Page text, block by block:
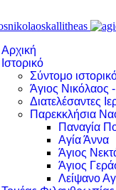
Αρχική
Ιστορικό
Σύντομο
Άγιος Νικόλαος
Διατελέσαντες
Παρεκκλήσια
Παναγία
Αγία Άννα
Άγιος
Άγιος
Λείψανο